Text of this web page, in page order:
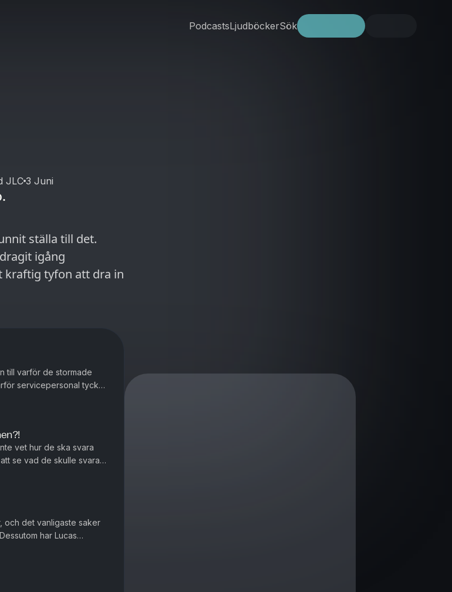
PodcastsLjudböckerSök
JLC 3 Juni
ställa till det.
igång
kraftig tyfon att dra in
till varför de stormade
servicepersonal tycker
vet hur de ska svara
se vad de skulle svara
och det vanligaste saker
har Lucas
de...